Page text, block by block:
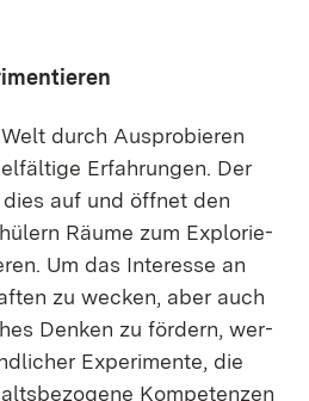
durch Aus­pro­bie­ren
Er­fah­run­gen. Der
auf und öff­net den
Räu­me zum Ex­plo­rie­
Um das In­ter­es­se an
zu we­cken, aber auch
Den­ken zu för­dern, wer­
Ex­pe­ri­men­te, die
Kom­pe­ten­zen